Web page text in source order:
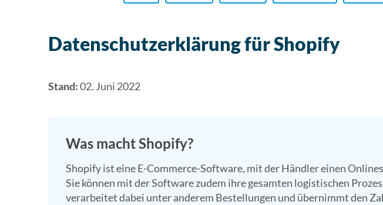
Datenschutzerklärung für Shopify
Stand:02. Juni 2022
Was macht Shopify?
Shopify ist eine E-Commerce-Software, mit der Händler einen
Sie können mit der Software zudem ihre gesamten logistischen
verarbeitet dabei unter anderem Bestellungen und übernimmt den